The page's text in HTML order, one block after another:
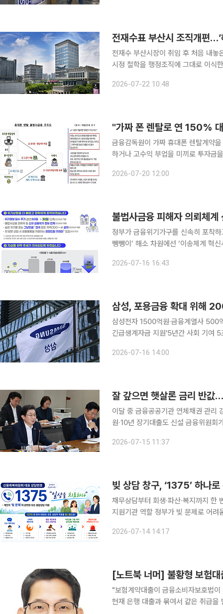
전재수표 부산시 조직개편…‘
전재수 부산시장이 취임 후 처음 내놓
시정 철학을 행정조직에 그대로 이식한 형태다. 해양수도와 청년, 민생경제를
가 입법예고한 조직개편안에 따르면
2026-07-22 10:48
금융감독원이 가짜 휴대폰 렌탈계약
하거나 고수익 부업을 미끼로 투자금
2026-07-20 12:00
불법사금융 피해자 의뢰체
정부가 금융위기가구를 신속히 포착
뺑뺑이’ 해소 차원에선 ‘이송체계 혁신사업’을 전국으
약 채무자, 불법사금융 피해자를 가구
2026-07-16 16:43
삼성, 포용금융 확대 위해
삼성전자 1500억원·금융계열사 500
긴급생계자금 지원'5년간 사회 기여 5조원' 약속 후속 조치 삼
획의 후속 조치다. 삼성은 16
2026-07-16 14:00
잘 갚으면 햇살론 금리 반
이달 중 금융공공기관 연체채권 관
원·10년 장기대출도 신설 금융위원회가 성실상환자의 이자 부담을 낮추고 장기연체채권 정리를 확
례보증까지 넓히고 민간에 이어 금융
2026-07-15 11:37
빚 상담 창구, ‘1375’ 하나로
채무상담부터 회생·파산·복지까지
지원기관 역할 정부가 빚 문제로 어려움을 겪는 국민이 채무조정부터 개인회생·파산, 고용·복지 지
비금융 데이터를 결합해 경제적 위기
2026-07-14 14:17
[노트북 너머] 불황형 보험
"보험계약대출이 금융소비자보호법
현재 은행 대출과 묶여서 같은 취급